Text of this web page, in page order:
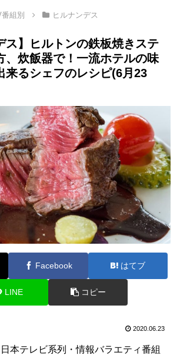
組別 ヒルナンデス
ス】ヒルトンの鉄板焼きステ
、炊飯器で！一流ホテルの味
来るシェフのレシピ(6月23
Facebook はてブ
LINE コピー
2020.06.23
本テレビ系列・情報バラエティ番組